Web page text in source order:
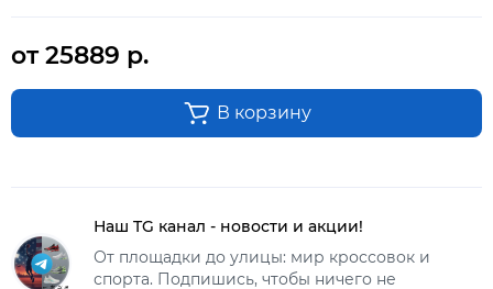
от 25889 р.
В корзину
Наш TG канал - новости и акции!
От площадки до улицы: мир кроссовок и
спорта. Подпишись, чтобы ничего не